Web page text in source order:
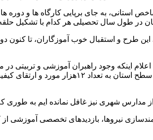
اینکه وجود راهبران آموزشی و
است بیان کرد: این طرح با بازدیدهای
نیروها، بازدیدهای تخصصی آموزشی